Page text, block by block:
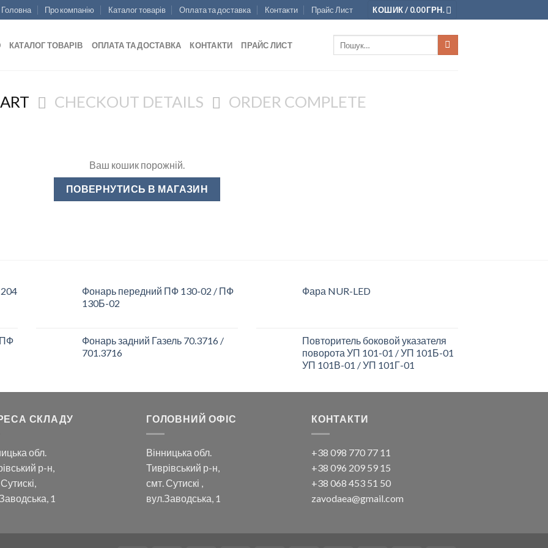
Головна Про компанію Каталог товарів Оплата та доставка Контакти Прайс Лист КОШИК / 0.00ГРН.
КАТАЛОГ ТОВАРІВ ОПЛАТА ТА ДОСТАВКА КОНТАКТИ ПРАЙС ЛИСТ
CHECKOUT DETAILS ORDER COMPLETE
Ваш кошик порожній.
ПОВЕРНУТИСЬ В МАГАЗИН
ПФ
Фонарь передний ПФ 130-02 / ПФ
130Б-02
Фонарь задний Газель 70.3716 /
701.3716
Фара NUR-LED
Повторитель боковой указателя
поворота УП 101-01 / УП 101Б-01
УП 101В-01 / УП 101Г-01
СКЛАДУ
обл.
р-н,
1
ГОЛОВНИЙ ОФІС
Вінницька обл.
Тиврівський р-н,
смт. Сутискі ,
вул.Заводська, 1
КОНТАКТИ
+38 098 770 77 11
+38 096 209 59 15
+38 068 453 51 50
zavodaea@gmail.com